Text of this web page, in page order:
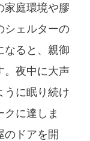
家庭環境や膠
シェルターの
なると、親御
。夜中に大声
うに眠り続け
クに達しま
のドアを開